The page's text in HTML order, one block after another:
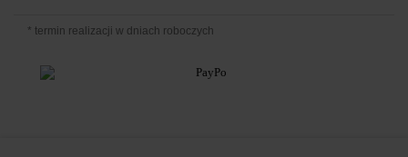
* termin realizacji w dniach roboczych